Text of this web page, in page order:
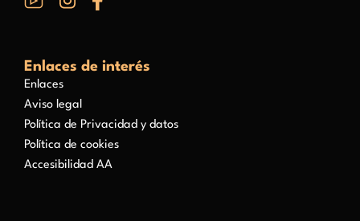
Enlaces de interés
Enlaces
Aviso legal
Política de Privacidad y datos
Política de cookies
Accesibilidad AA